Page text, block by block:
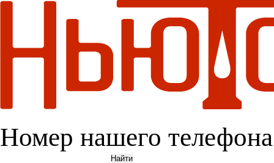
Номер нашего